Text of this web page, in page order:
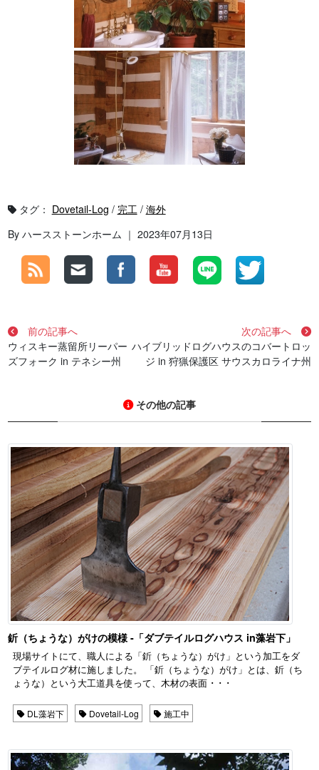
タグ： Dovetail-Log / 完工 / 海外
By ハースストーンホーム ｜ 2023年07月13日
前の記事へ
ウィスキー蒸留所リーパー
ズフォーク in テネシー州
次の記事へ
ハイブリッドログハウスのコバートロッ
ジ in 狩猟保護区 サウスカロライナ州
その他の記事
釿（ちょうな）がけの模様 -「ダブテイルログハウス in藻岩下」
現場サイトにて、職人による「釿（ちょうな）がけ」という加工をダ
ブテイルログ材に施しました。 「釿（ちょうな）がけ」とは、釿（ち
ょうな）という大工道具を使って、木材の表面 ･ ･ ･
DL藻岩下 Dovetail-Log 施工中